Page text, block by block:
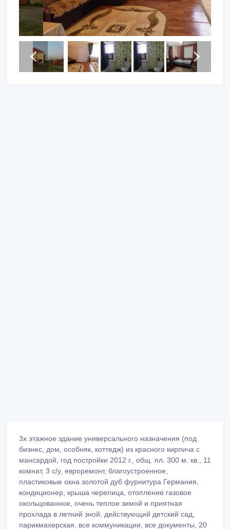
3х этажное здание универсального назначения (под
бизнес, дом, особняк, коттедж) из красного кирпича с
мансардой, год постройки 2012 г., общ. пл. 300 м. кв., 11
комнат, 3 с/у, евроремонт, благоустроенное,
пластиковые окна золотой дуб фурнитура Германия,
кондиционер, крыша черепица, отопление газовое
окольцованное, очень теплое зимой и приятная
прохлада в летний зной, действующий детский сад,